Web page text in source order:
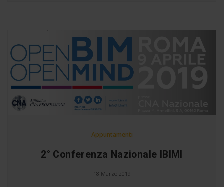
Appuntamenti
2° Conferenza Nazionale IBIMI
18 Marzo 2019